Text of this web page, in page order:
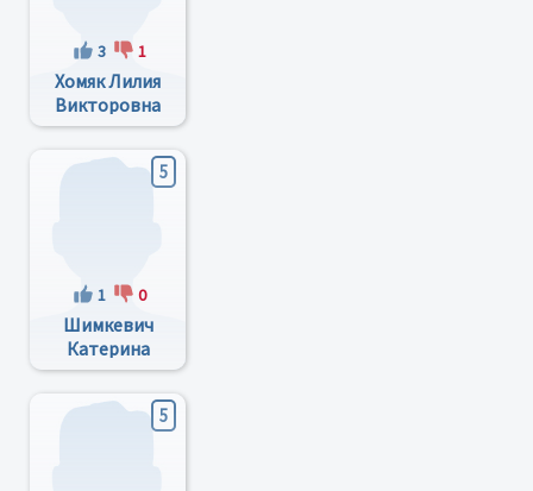
3 1
Хомяк Лилия
Викторовна
5
1 0
Шимкевич
Катерина
Александровна
5